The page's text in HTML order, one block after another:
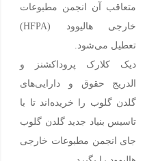
متعاقب آن انجمن مطبوعات
خارجی هالیوود (HFPA)
تعطیل می‌شود.
دیک کلارک پروداکشنز و
الدریج حقوق و دارایی‌های
گلدن گلوب را خریده‌اند تا با
تاسیس بنیاد جدید گلدن گلوب
جای انجمن مطبوعات خارجی